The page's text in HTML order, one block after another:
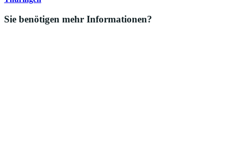
Sie benötigen mehr Informationen?